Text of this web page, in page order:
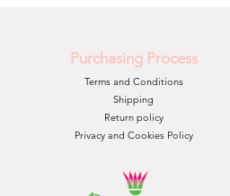
Purchasing Process
Terms and Conditions
Shipping
Return policy
Privacy and Cookies Policy